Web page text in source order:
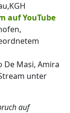
auf YouTube
De Masi, Amira
unter
auf